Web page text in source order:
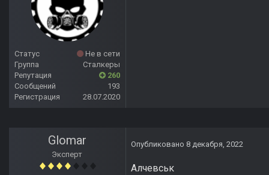
Статус
Не в сети
Группа
Сталкеры
Репутация
260
Сообщений
193
Регистрация
28.07.2020
Glomar
Эксперт
Опубликовано 8 декабря, 2022
Алчевськ